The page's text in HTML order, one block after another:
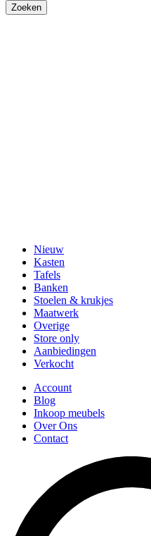
Nieuw
Kasten
Tafels
Banken
Stoelen & krukjes
Maatwerk
Overige
Store only
Aanbiedingen
Verkocht
Account
Blog
Inkoop meubels
Over Ons
Contact